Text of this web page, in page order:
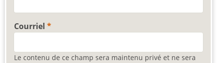
Courriel
Le contenu de ce champ sera maintenu privé et ne sera